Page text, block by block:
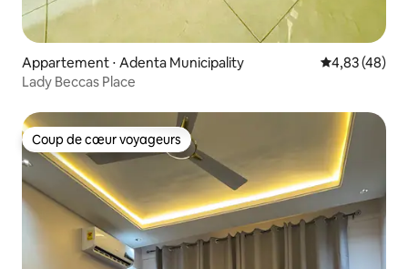
Appartement ⋅ Adenta Municipality Évaluation
4,83 (48)
Lady Beccas Place
Coup de cœur voyageurs
Coup de cœur voyageurs